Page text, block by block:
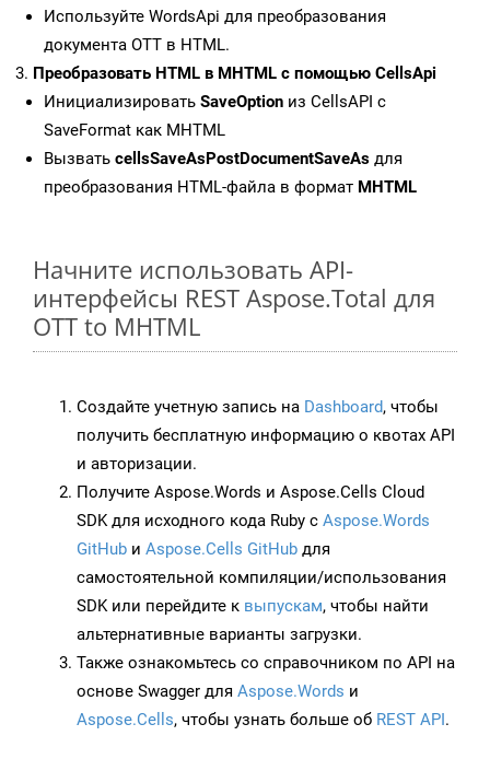
Используйте WordsApi для преобразования
документа OTT в HTML.
Преобразовать HTML в MHTML с помощью CellsApi
Инициализировать SaveOption из CellsAPI с
SaveFormat как MHTML
Вызвать cellsSaveAsPostDocumentSaveAs для
преобразования HTML-файла в формат MHTML
Начните использовать API-
интерфейсы REST Aspose.Total для
OTT to MHTML
Создайте учетную запись на Dashboard, чтобы
получить бесплатную информацию о квотах API
и авторизации.
Получите Aspose.Words и Aspose.Cells Cloud
SDK для исходного кода Ruby с Aspose.Words
GitHub и Aspose.Cells GitHub для
самостоятельной компиляции/использования
SDK или перейдите к выпускам, чтобы найти
альтернативные варианты загрузки.
Также ознакомьтесь со справочником по API на
основе Swagger для Aspose.Words и
Aspose.Cells, чтобы узнать больше об REST API.